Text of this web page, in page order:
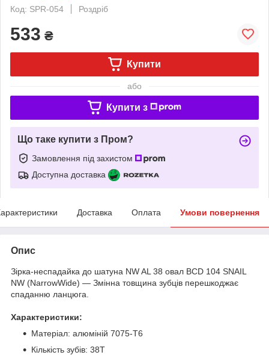
Код: SPR-054
Роздріб
533 ₴
Купити
або
Купити з
Що таке купити з Пром?
Замовлення під захистом
Доступна доставка
Доставка Оплата Умови повернення
Опис
Зірка-неспадайка до шатуна NW AL 38 овал BCD 104 SNAIL
NW (NarrowWide) — Змінна товщина зубців перешкоджає
спаданню ланцюга.
Характеристики:
Матеріал: алюміній 7075-Т6
Кількість зубів: 38Т